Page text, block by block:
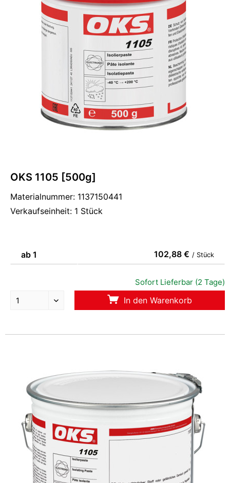
OKS 1105 [500g]
Materialnummer: 1137150441
Verkaufseinheit: 1 Stück
ab 1 102,88 € / Stück
Sofort Lieferbar (2 Tage)
In den Warenkorb